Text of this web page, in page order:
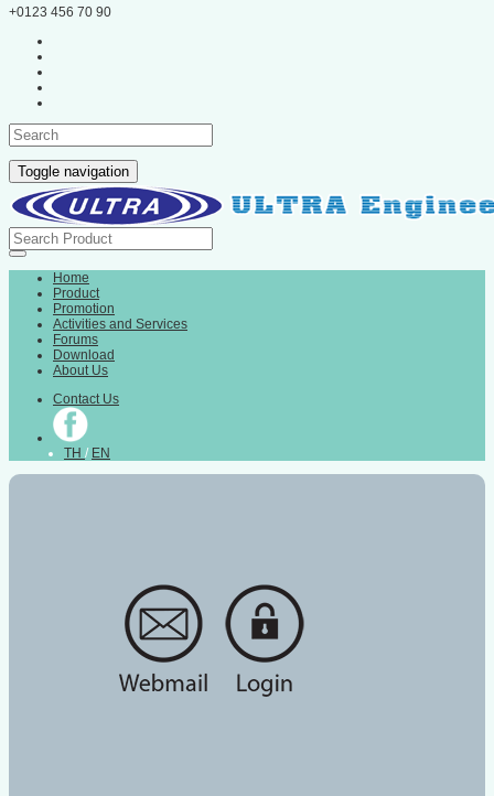
+0123 456 70 90
Toggle navigation
Home
Product
Promotion
Activities and Services
Forums
Download
About Us
Contact Us
TH / EN